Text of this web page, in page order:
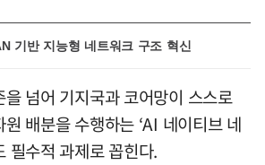
기반 지능형 네트워크 구조 혁신
넘어 기지국과 코어망이 스스로
배분을 수행하는 ‘AI 네이티브 네
필수적 과제로 꼽힌다.